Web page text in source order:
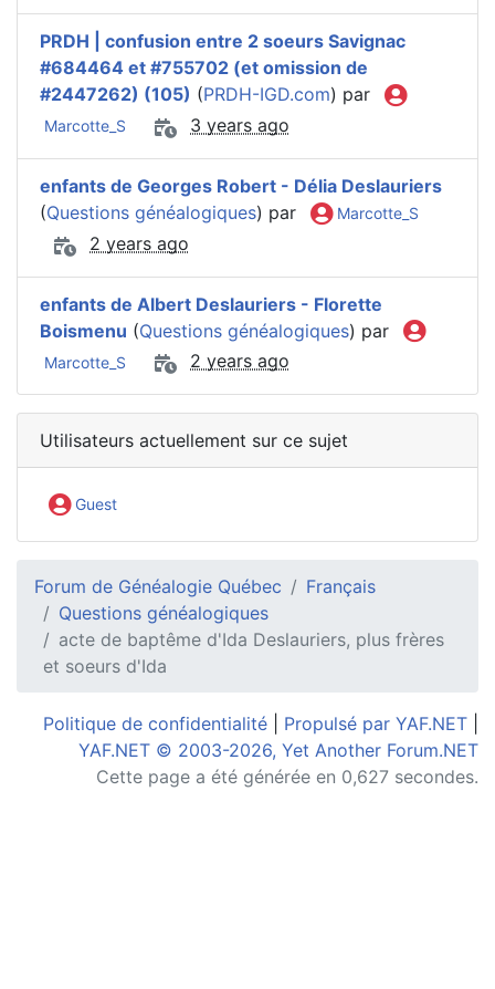
PRDH | confusion entre 2 soeurs Savignac
#684464 et #755702 (et omission de
#2447262) (105) (PRDH-IGD.com) par
Marcotte_S 3 years ago
enfants de Georges Robert - Délia Deslauriers
(Questions généalogiques) par Marcotte_S
2 years ago
enfants de Albert Deslauriers - Florette
Boismenu (Questions généalogiques) par
Marcotte_S 2 years ago
Utilisateurs actuellement sur ce sujet
Guest
Forum de Généalogie Québec
Français
Questions généalogiques
acte de baptême d'Ida Deslauriers, plus frères
et soeurs d'Ida
Politique de confidentialité Propulsé par YAF.NET
YAF.NET © 2003-2026, Yet Another Forum.NET
Cette page a été générée en 0,627 secondes.